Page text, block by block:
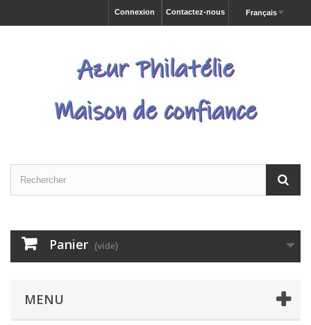
Français
Contactez-nous
Connexion
Panier (vide)
MENU